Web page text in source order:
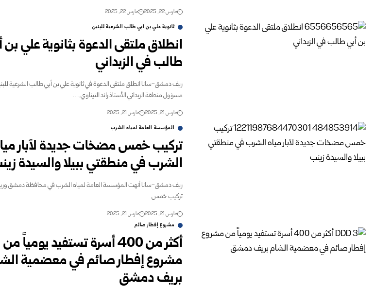
مارس 22, 2025 مارس 22, 2025
ثانوية علي بن أبي طالب الشرعية للبنين
انطلاق ملتقى الدعوة بثانوية علي بن
طالب في الزبداني
ريف دمشق-سانا انطلق ملتقى الدعوة في ثانوية علي بن أبي طالب الشرعية
مسؤول منطقة الزبداني الأستاذ رائد التيناوي.…
مارس 21, 2025 مارس 21, 2025
المؤسسة العامة لمياه الشرب
تركيب خمس مضخات جديدة لآبار
الشرب في منطقتي ببيلا والسيدة
ريف دمشق-سانا أنهت المؤسسة العامة لمياه الشرب في محافظة دمشق
تركيب ‏خمس
مارس 21, 2025 مارس 21, 2025
مشروع إفطار صائم
أكثر من 400 أسرة تستفيد يومياً من
مشروع إفطار صائم في معضمية
‏بريف دمشق